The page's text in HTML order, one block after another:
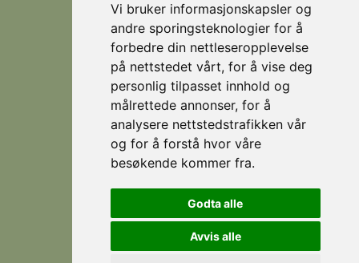
Vi bruker informasjonskapsler og
andre sporingsteknologier for å
forbedre din nettleseropplevelse
på nettstedet vårt, for å vise deg
personlig tilpasset innhold og
målrettede annonser, for å
analysere nettstedstrafikken vår
og for å forstå hvor våre
besøkende kommer fra.
Godta alle
Avvis alle
hiking
during
the
summer,
and
which
is an
eldorado
for
the
Stranda
Strandafjellet
Follow
us
Facebook
Instagram